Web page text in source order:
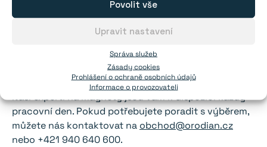
Správa služeb
Povolit vše
Upravit nastavení
Zásady cookies
Prohlášení o ochraně osobních údajů
Informace o provozovateli
našemblogu. Odtrhovou sílu a magnetické pole
neodymového magnetu
Poradíme vám?
Naši experti na magnety jsou vám k dispozici každý
pracovní den. Pokud potřebujete poradit s výběrem,
můžete nás kontaktovat na obchod@orodian.cz
nebo +421 940 640 600.